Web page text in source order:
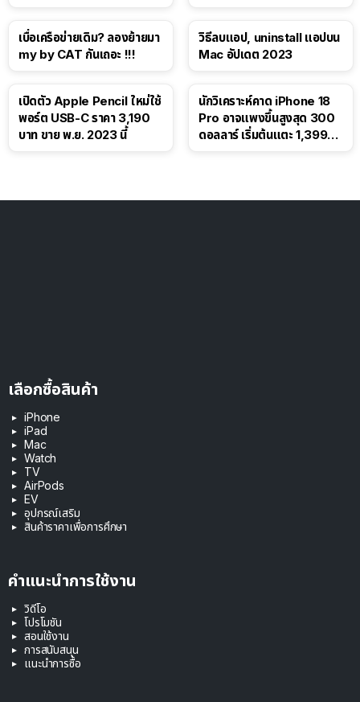
เบื่อเครือข่ายเดิม? ลองย้ายมา
my by CAT กันเถอะ !!!
วิธีลบแอป, uninstall แอปบน
Mac อัปเดต 2023
เปิดตัว Apple Pencil ใหม่ใช้
พอร์ต USB-C ราคา 3,190
บาท ขาย พ.ย. 2023 นี้
นักวิเคราะห์คาด iPhone 18
Pro อาจแพงขึ้นสูงสุด 300
ดอลลาร์ เริ่มต้นแตะ 1,399
เลือกซื้อสินค้า
iPhone
iPad
Mac
Watch
TV
AirPods
EV
อุปกรณ์เสริม
สินค้าราคาเพื่อการศึกษา
คำแนะนำการใช้งาน
วิดีโอ
โปรโมชัน
สอนใช้งาน
การสนับสนุน
แนะนำการซื้อ